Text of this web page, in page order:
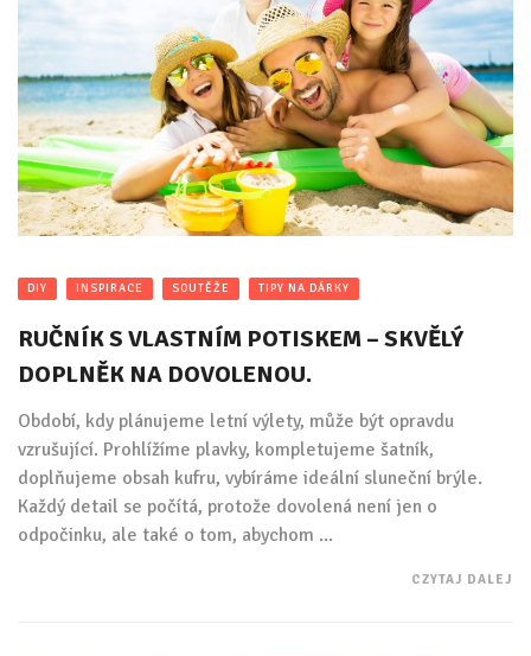
DIY INSPIRACE SOUTĚŽE TIPY NA DÁRKY
RUČNÍK S VLASTNÍM POTISKEM – SKVĚLÝ
DOPLNĚK NA DOVOLENOU.
Období, kdy plánujeme letní výlety, může být opravdu
vzrušující. Prohlížíme plavky, kompletujeme šatník,
doplňujeme obsah kufru, vybíráme ideální sluneční brýle.
Každý detail se počítá, protože dovolená není jen o
odpočinku, ale také o tom, abychom ...
CZYTAJ DALEJ